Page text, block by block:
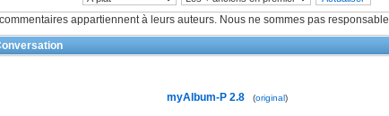
appartiennent à leurs auteurs. Nous ne sommes pas
myAlbum-P 2.8 (original)